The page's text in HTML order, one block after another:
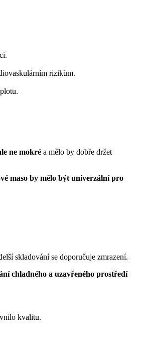
rizikům.
ne mokré a mělo by dobře držet
maso by mělo být univerzální pro
skladování se doporučuje zmrazení.
chladného a uzavřeného prostředí
kvalitu.